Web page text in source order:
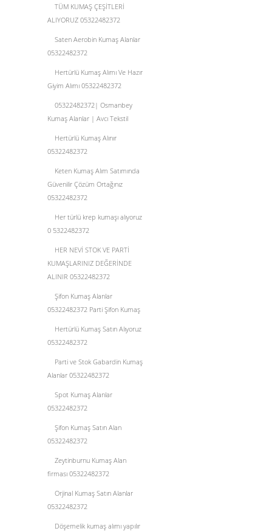
TÜM KUMAŞ ÇEŞİTLERİ
ALIYORUZ 05322482372
Saten Aerobin Kumaş Alanlar
05322482372
Hertürlü Kumaş Alımı Ve Hazır
Giyim Alımı 05322482372
05322482372| Osmanbey
Kumaş Alanlar | Avcı Tekstil
Hertürlü Kumaş Alınır
05322482372
Keten Kumaş Alım Satımında
Güvenilir Çözüm Ortağınız
05322482372
Her türlü krep kumaşı alıyoruz
0 5322482372
HER NEVİ STOK VE PARTİ
KUMAŞLARINIZ DEĞERİNDE
ALINIR 05322482372
Şifon Kumaş Alanlar
05322482372 Parti Şifon Kumaş
Hertürlü Kumaş Satın Alıyoruz
05322482372
Parti ve Stok Gabardin Kumaş
Alanlar 05322482372
Spot Kumaş Alanlar
05322482372
Şifon Kumaş Satın Alan
05322482372
Zeytinburnu Kumaş Alan
firması 05322482372
Orjinal Kumaş Satın Alanlar
05322482372
Döşemelik kumaş alımı yapılır